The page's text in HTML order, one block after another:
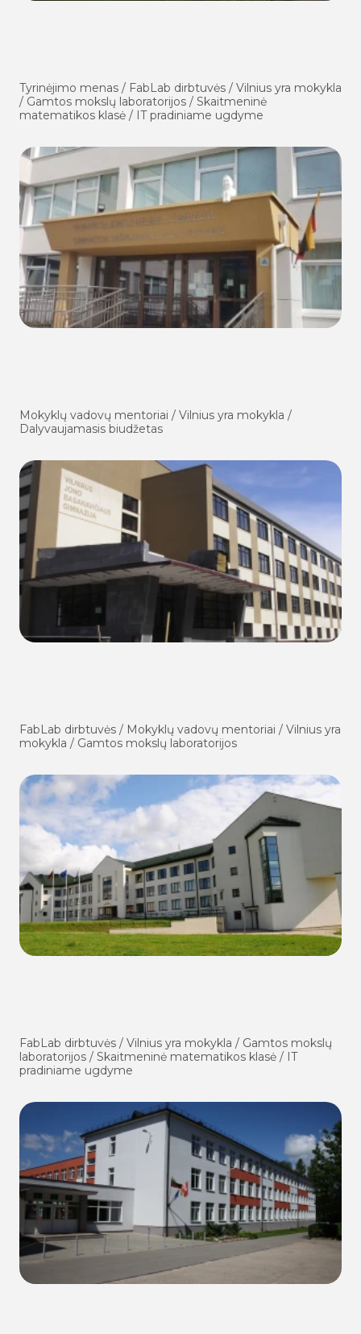
Tyrinėjimo menas / FabLab dirbtuvės / Vilnius yra mokykla
/ Gamtos mokslų laboratorijos / Skaitmeninė
matematikos klasė / IT pradiniame ugdyme
Mokyklų vadovų mentoriai / Vilnius yra mokykla /
Dalyvaujamasis biudžetas
FabLab dirbtuvės / Mokyklų vadovų mentoriai / Vilnius yra
mokykla / Gamtos mokslų laboratorijos
FabLab dirbtuvės / Vilnius yra mokykla / Gamtos mokslų
laboratorijos / Skaitmeninė matematikos klasė / IT
pradiniame ugdyme